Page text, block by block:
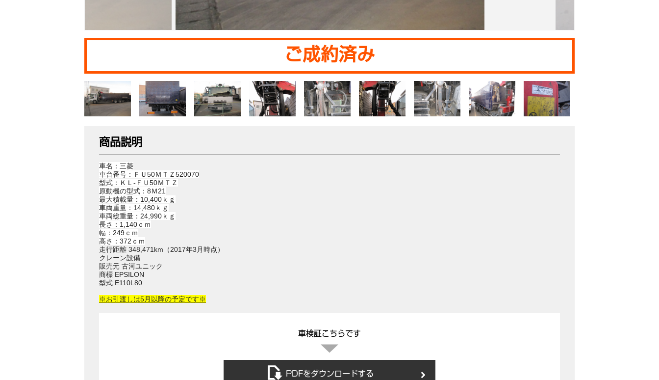
ご成約済み
商品説明
車名：三菱
車台番号：ＦＵ50ＭＴＺ520070
型式：ＫＬ-ＦＵ50ＭＴＺ
原動機の型式：8Ｍ21
最大積載量：10,400ｋｇ
車両重量：14,480ｋｇ
車両総重量：24,990ｋｇ
長さ：1,140ｃｍ
幅：249ｃｍ
高さ：372ｃｍ
走行距離 348,471km（2017年3月時点）
クレーン設備
販売元 古河ユニック
商標 EPSILON
型式 E110L80
※お引渡しは5月以降の予定です※
車検証こちらです
PDFをダウンロードする